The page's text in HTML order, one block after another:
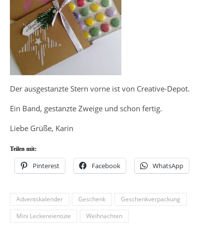
Der ausgestanzte Stern vorne ist von Creative-Depot.
Ein Band, gestanzte Zweige und schon fertig.
Liebe Grüße, Karin
Teilen mit:
Pinterest Facebook WhatsApp
Adventskalender Geschenk
Geschenkverpackung
Mini Leckereientüte
Weihnachten